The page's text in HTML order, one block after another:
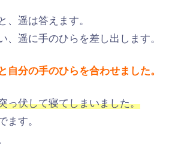
と、遥は答えます。
、遥に手のひらを差し出します。
自分の手のひらを合わせました。
っ伏して寝てしまいました。
ます。